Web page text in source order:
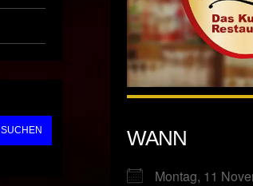
WANN
Montag, 11
SUCHEN